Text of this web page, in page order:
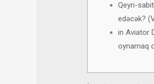
Qeyri-
edəcək?
in Aviator
oynamaq